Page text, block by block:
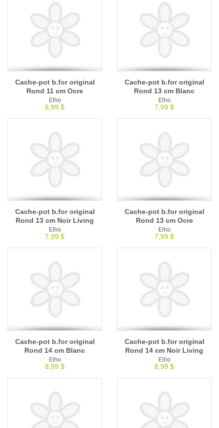
Cache-pot b.for original
Rond 11 cm Ocre
Elho
6,99 $
Cache-pot b.for original
Rond 13 cm Blanc
Elho
7,99 $
Cache-pot b.for original
Rond 13 cm Noir Living
Elho
7,99 $
Cache-pot b.for original
Rond 13 cm Ocre
Elho
7,99 $
Cache-pot b.for original
Rond 14 cm Blanc
Elho
8,99 $
Cache-pot b.for original
Rond 14 cm Noir Living
Elho
8,99 $